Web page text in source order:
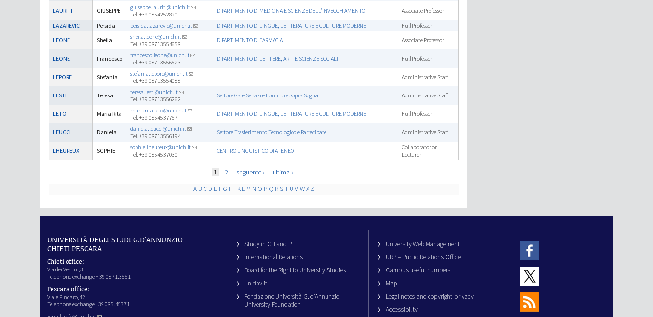
LAURITI GIUSEPPE
giuseppe.lauriti@unich.it
Tel. +39 0854252820
DIPARTIMENTO DI MEDICINA E SCIENZE DELL'INVECCHIAMENTO Associate Professor
LAZAREVIC Persida persida.lazarevic@unich.it DIPARTIMENTO DI LINGUE, LETTERATURE E CULTURE MODERNE
Full Professor
LEONE
Sheila
sheila.leone@unich.it
Tel. +39 08713554658
DIPARTIMENTO DI FARMACIA Associate Professor
LEONE Francesco
francesco.leone@unich.it
Tel. +39 08713556523
DIPARTIMENTO DI LETTERE, ARTI E SCIENZE SOCIALI Full Professor
LEPORE Stefania
stefania.lepore@unich.it
Tel. +39 08713554088
Administrative Staff
LESTI Teresa
teresa.lesti@unich.it
Tel. +39 08713556262
Settore Gare Servizi e Forniture Sopra Soglia Administrative Staff
LETO Maria Rita
mariarita.leto@unich.it
Tel. +39 0854537757
DIPARTIMENTO DI LINGUE, LETTERATURE E CULTURE MODERNE Full Professor
LEUCCI Daniela
daniela.leucci@unich.it
Tel. +39 08713556194
Settore Trasferimento Tecnologico e Partecipate Administrative Staff
LHEUREUX SOPHIE
sophie.lheureux@unich.it
Tel. +39 0854537030
CENTRO LINGUISTICO DI ATENEO
Collaborator or
Lecturer
1 2 seguente › ultima »
A B C D E F G H I K L M N O P Q R S T U V W X Z
UNIVERSITÀ DEGLI STUDI G.D'ANNUNZIO
CHIETI PESCARA
Chieti office:
Via dei Vestini,31
Telephone exchange + 39 0871.3551
Pescara office:
Viale Pindaro,42
Telephone exchange +39 085.45371
Study in CH and PE
International Relations
Board for the Right to University Studies
unidav.it
Fondazione Università G. d’Annunzio
University Foundation
University Web Management
URP – Public Relations Office
Campus useful numbers
Map
Legal notes and copyright-privacy
Accessibility